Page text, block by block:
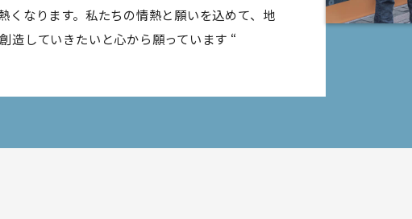
くなります。私たちの情熱と願いを込めて、地
造していきたいと心から願っています “
言語・
ミュニケーショ
ます。